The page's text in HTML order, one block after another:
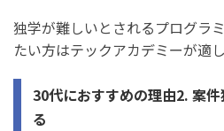
独学が難しいとされるプログラ
たい方はテックアカデミーが適
30代におすすめの理由2. 案
る